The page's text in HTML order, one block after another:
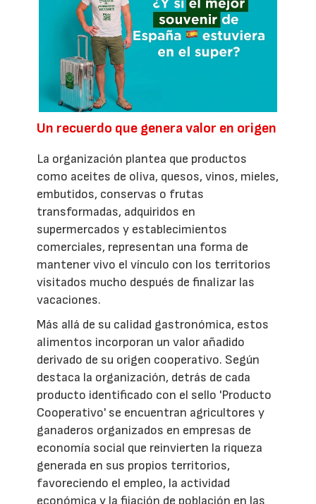
Un recuerdo que genera valor en origen
La organización plantea que productos
como aceites de oliva, quesos, vinos, mieles,
embutidos, conservas o frutas
transformadas, adquiridos en
supermercados y establecimientos
comerciales, representan una forma de
mantener vivo el vínculo con los territorios
visitados mucho después de finalizar las
vacaciones.
Más allá de su calidad gastronómica, estos
alimentos incorporan un valor añadido
derivado de su origen cooperativo. Según
destaca la organización, detrás de cada
producto identificado con el sello 'Producto
Cooperativo' se encuentran agricultores y
ganaderos organizados en empresas de
economía social que reinvierten la riqueza
generada en sus propios territorios,
favoreciendo el empleo, la actividad
económica y la fijación de población en las